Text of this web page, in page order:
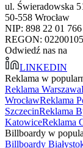
ul. Świeradowska
50-558 Wrocław
NIP: 898 22 01 766
REGON:
Odwiedź nas na
LINKEDIN
Reklama w
Reklama Warszawa
WrocławReklama
SzczecinReklama
KatowiceReklama
Billboardy w
Billboardy